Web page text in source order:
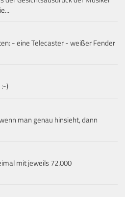
- eine Telecaster - weißer Fender
)
man genau hinsieht, dann
mit jeweils 72.000